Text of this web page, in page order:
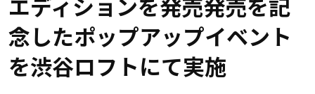
念したポップアップイベント
を渋谷ロフトにて実施